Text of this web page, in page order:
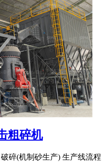
粗碎机
碎(机制砂生产) 生产线流程